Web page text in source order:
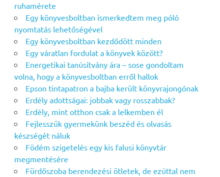
ruhamérete
Egy könyvesboltban ismerkedtem meg póló
nyomtatás lehetőségével
Egy könyvesboltban kezdődött minden
Egy váratlan fordulat a könyvek között?
Energetikai tanúsítvány ára – sose gondoltam
volna, hogy a könyvesboltban erről hallok
Epson tintapatron a bajba került könyvrajongónak
Erdély adottságai: jobbak vagy rosszabbak?
Erdély, mint otthon csak a lelkemben él
Fejlesszük gyermekünk beszéd és olvasás
készségét náluk
Födém szigetelés egy kis falusi könyvtár
megmentésére
Fürdőszoba berendezési ötletek, de ezúttal nem